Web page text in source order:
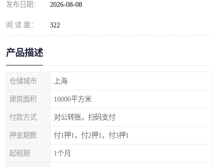
发布日期： 2026-08-08
阅 读 量： 322
产品描述
仓储城市 上海
建筑面积 10000平方米
付款方式 对公转账，扫码支付
押金期数 付1押1，付2押1，付3押1
起租期 1个月